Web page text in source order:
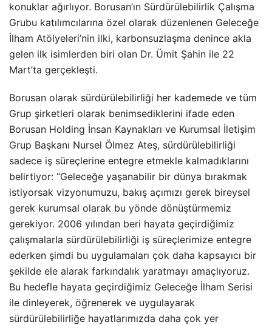
konuklar ağırlıyor. Borusan’ın Sürdürülebilirlik Çalışma
Grubu katılımcılarına özel olarak düzenlenen Geleceğe
İlham Atölyeleri’nin ilki, karbonsuzlaşma denince akla
gelen ilk isimlerden biri olan Dr. Ümit Şahin ile 22
Mart’ta gerçekleşti.
Borusan olarak sürdürülebilirliği her kademede ve tüm
Grup şirketleri olarak benimsediklerini ifade eden
Borusan Holding İnsan Kaynakları ve Kurumsal İletişim
Grup Başkanı Nursel Ölmez Ateş, sürdürülebilirliği
sadece iş süreçlerine entegre etmekle kalmadıklarını
belirtiyor: “Geleceğe yaşanabilir bir dünya bırakmak
istiyorsak vizyonumuzu, bakış açımızı gerek bireysel
gerek kurumsal olarak bu yönde dönüştürmemiz
gerekiyor. 2006 yılından beri hayata geçirdiğimiz
çalışmalarla sürdürülebilirliği iş süreçlerimize entegre
ederken şimdi bu uygulamaları çok daha kapsayıcı bir
şekilde ele alarak farkındalık yaratmayı amaçlıyoruz.
Bu hedefle hayata geçirdiğimiz Geleceğe İlham Serisi
ile dinleyerek, öğrenerek ve uygulayarak
sürdürülebilirliğe hayatlarımızda daha çok yer